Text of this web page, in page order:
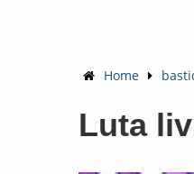
Home
Luta